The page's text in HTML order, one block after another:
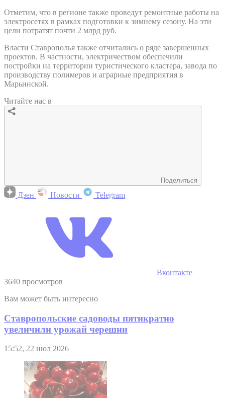
Отметим, что в регионе также проведут ремонтные работы на
электросетях в рамках подготовки к зимнему сезону. На эти
цели потратят почти 2 млрд руб.
Власти Ставрополья также отчитались о ряде завершенных
проектов. В частности, электричеством обеспечили
постройки на территории туристического кластера, завода по
производству полимеров и аграрные предприятия в
Марьинской.
Читайте нас в
Поделиться
Дзен Новости Telegram
Вконтакте
3640 просмотров
Вам может быть интересно
Ставропольские садоводы пятикратно
увеличили урожай черешни
15:52, 22 июл 2026